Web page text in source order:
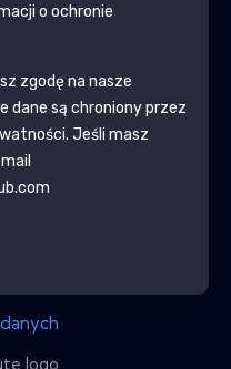
o ochronie
zgodę na nasze
dane są chroniony przez
. Jeśli masz